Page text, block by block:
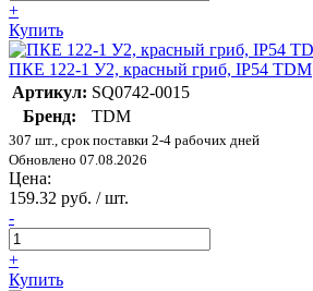
+
Купить
ПКЕ 122-1 У2, красный гриб, IP54 TDM
Артикул: SQ0742-0015
Бренд:
TDM
307 шт., срок поставки 2-4 рабочих дней
Обновлено 07.08.2026
Цена:
159.32 руб. / шт.
-
+
Купить